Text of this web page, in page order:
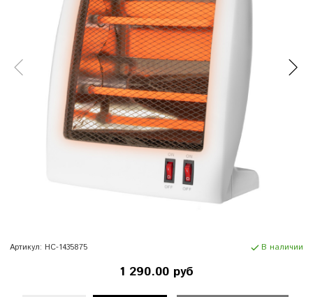
Артикул: НС-1435875 В наличии
1 290.00 руб